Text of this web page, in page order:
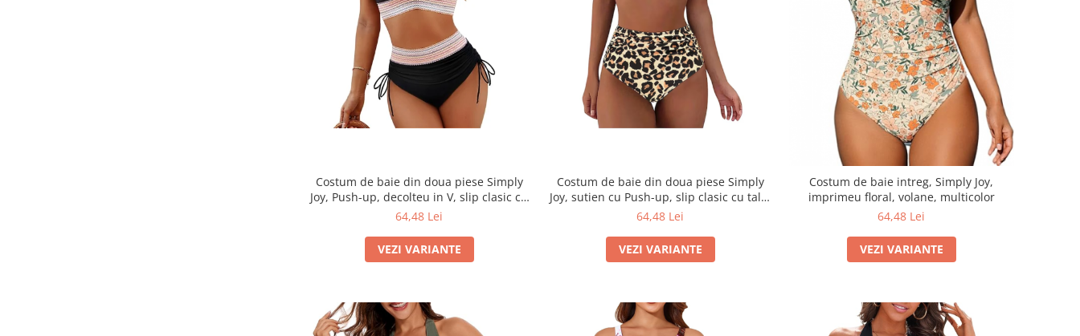
Costum de baie din doua piese Simply
Joy, Push-up, decolteu in V, slip clasic cu
talie inalta si snururi laterale, negru
64,48 Lei
VEZI VARIANTE
Costum de baie din doua piese Simply
Joy, sutien cu Push-up, slip clasic cu talie
inalta, negru pentru plaja si piscina, cu
64,48 Lei
VEZI VARIANTE
Costum de baie intreg, Simply Joy,
imprimeu floral, volane, multicolor
64,48 Lei
VEZI VARIANTE